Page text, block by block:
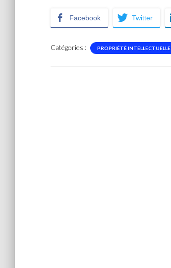
Facebook Twitter
Catégories : PROPRIÉTÉ INTELLECTUELLE